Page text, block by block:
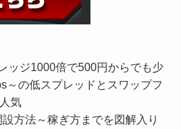
ッジ1000倍で500円からでも少
～の低スプレッドとスワップフ
気
方法～稼ぎ方までを図解入り